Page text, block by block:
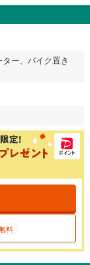
ー、バイク置き
料